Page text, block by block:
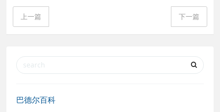
上一篇 下一篇
巴德尔百科